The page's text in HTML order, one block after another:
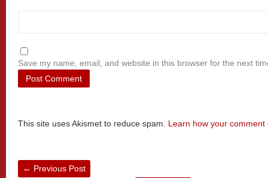
Save my name, email, and website in this browser for the next
This site uses Akismet to reduce spam. Learn how your
← Previous Post